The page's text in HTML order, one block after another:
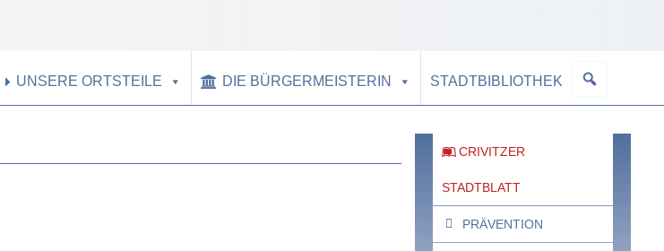
UNSERE ORTSTEILE DIE BÜRGERMEISTERIN STADTBIBLIOTHEK
CRIVITZER
STADTBLATT
PRÄVENTION